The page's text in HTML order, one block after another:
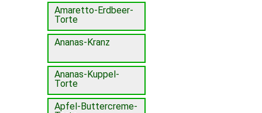
Amaretto-Erdbeer-
Torte
Ananas-Kranz
Ananas-Kuppel-
Torte
Apfel-Buttercreme-